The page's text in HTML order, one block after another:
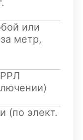
или
метр,
(по элект.